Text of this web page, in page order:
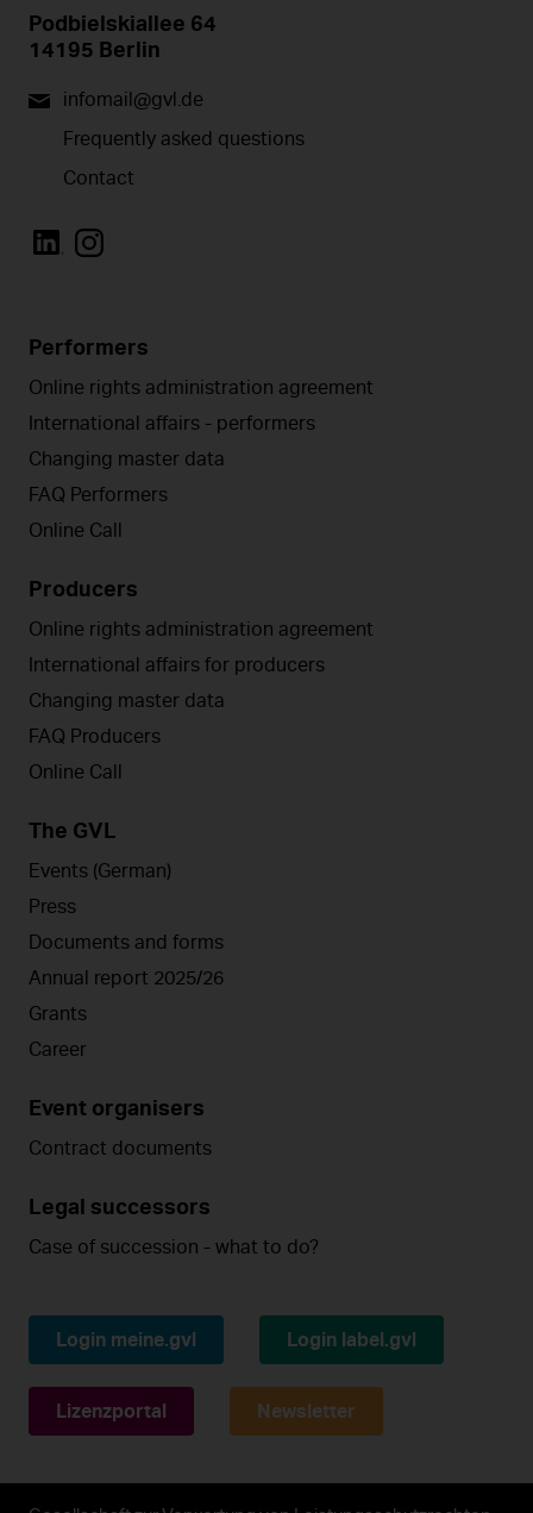
Podbielskiallee 64
14195 Berlin
infomail@gvl.de
Frequently asked questions
Contact
Performers
Online rights administration agreement
International affairs - performers
Changing master data
FAQ Performers
Online Call
Producers
Online rights administration agreement
International affairs for producers
Changing master data
FAQ Producers
Online Call
The GVL
Events (German)
Press
Documents and forms
Annual report 2025/26
Grants
Career
Event organisers
Contract documents
Legal successors
Case of succession - what to do?
Login meine.gvl Login label.gvl
Lizenzportal Newsletter